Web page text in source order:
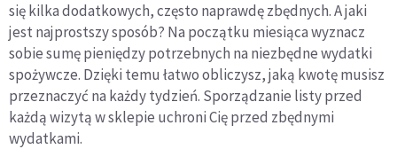
się kilka dodatkowych, często naprawdę zbędnych. A jaki
jest najprostszy sposób? Na początku miesiąca wyznacz
sobie sumę pieniędzy potrzebnych na niezbędne wydatki
spożywcze. Dzięki temu łatwo obliczysz, jaką kwotę musisz
przeznaczyć na każdy tydzień. Sporządzanie listy przed
każdą wizytą w sklepie uchroni Cię przed zbędnymi
wydatkami.